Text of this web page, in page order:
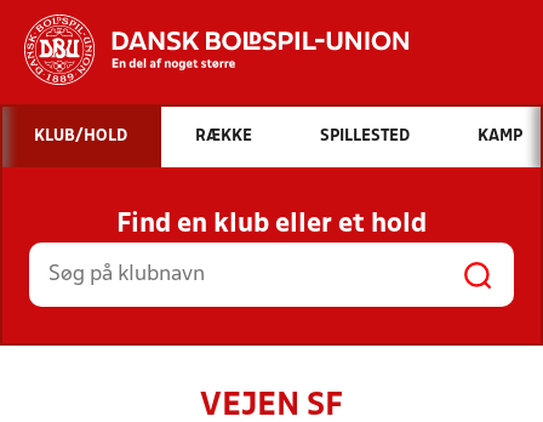
Hvad vil du søge efter?
INDHOLD OG NYHEDER
STILLINGER, RESULTATER, KLUBBER OG
HOLD
KLUB/HOLD RÆKKE SPILLESTED KAMP
Find en klub eller et hold
VEJEN SF